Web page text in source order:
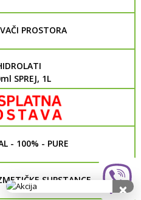
PROSTORA
SPREJ, 1L
- 100% - PURE
SUPSTANCE ×